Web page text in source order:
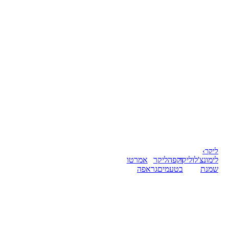
ליקר›
לימונצ'לוליקר
שמנת
וקפהליקר
בטעמיםגראפה
אמרטו